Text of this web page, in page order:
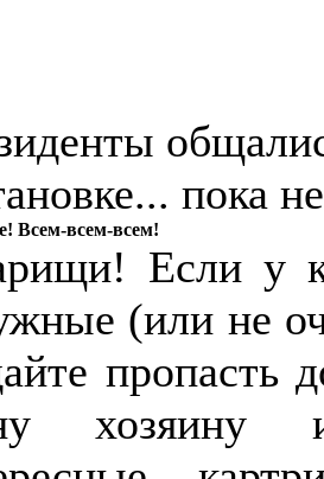
пока
Всем-всем-всем!
Если у
(или не
пропасть
хозяину